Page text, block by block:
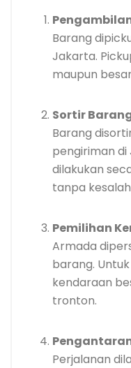
Barang
Jakarta.
maupun
Sortir
Barang
pengiriman
dilakukan
tanpa
Pemilihan
Armada
barang.
kendaraan
tronton.
Perjalanan